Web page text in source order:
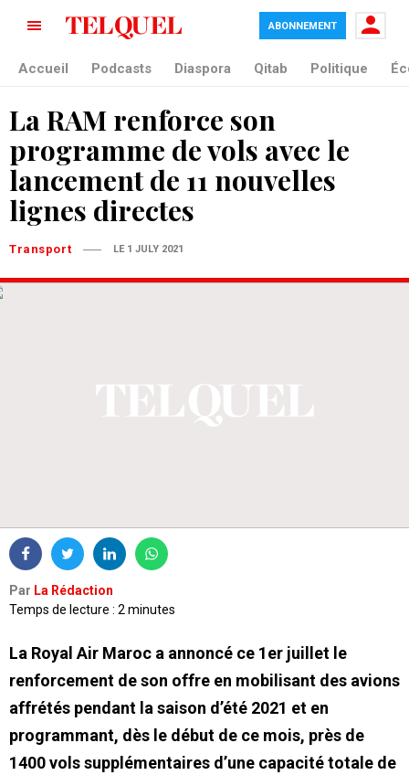
ABONNEMENT
Accueil Podcasts Diaspora Qitab Politique
La RAM renforce son
programme de vols avec le
lancement de 11 nouvelles
lignes directes
Transport LE 1 JULY 2021
Par La Rédaction
Temps de lecture : 2 minutes
La Royal Air Maroc a annoncé ce 1er juillet le
renforcement de son offre en mobilisant des avions
affrétés pendant la saison d’été 2021 et en
programmant, dès le début de ce mois, près de
1400 vols supplémentaires d’une capacité totale de